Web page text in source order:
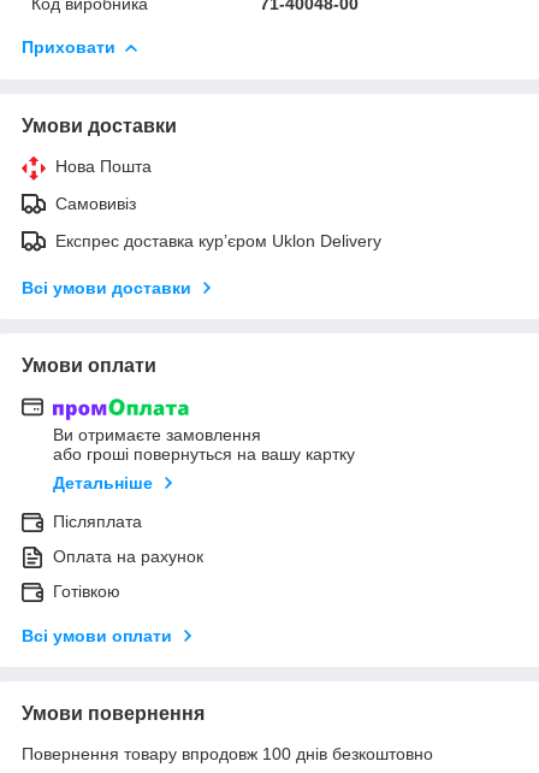
Приховати
Умови доставки
Нова Пошта
Самовивіз
Експрес доставка кур’єром Uklon Delivery
Всі умови доставки
Умови оплати
Ви отримаєте замовлення
або гроші повернуться на вашу картку
Детальніше
Післяплата
Оплата на рахунок
Готівкою
Всі умови оплати
Умови повернення
Повернення товару впродовж 100 днів безкоштовно